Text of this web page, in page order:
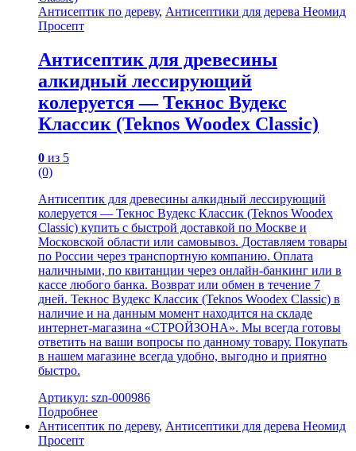
Антисептик по дереву, Антисептики для дерева Неомид
Просепт
Антисептик для древесины
алкидный лессирующий
колеруется — Текнос Вудекс
Классик (Teknos Woodex Classic)
0 из 5
(0)
Антисептик для древесины алкидный лессирующий
колеруется — Текнос Вудекс Классик (Teknos Woodex
Classic) купить с быстрой доставкой по Москве и
Московской области или самовывоз. Доставляем товары
по России через транспортную компанию. Оплата
наличными, по квитанции через онлайн-банкинг или в
кассе любого банка. Возврат или обмен в течение 7
дней. Текнос Вудекс Классик (Teknos Woodex Classic) в
наличие и на данным момент находится на складе
интернет-магазина «СТРОЙЗОНА». Мы всегда готовы
ответить на ваши вопросы по данному товару. Покупать
в нашем магазине всегда удобно, выгодно и приятно
быстро.
Артикул: szn-000986
Подробнее
Антисептик по дереву, Антисептики для дерева Неомид
Просепт